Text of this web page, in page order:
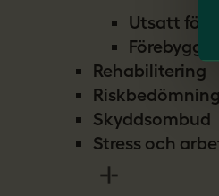
Utsatt för
Förebygg
Rehabilitering
Riskbedömning
Skyddsombud
Stress och